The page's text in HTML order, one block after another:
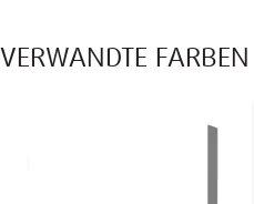
VERWANDTE FARBEN